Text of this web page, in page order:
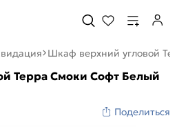
Шкаф верхний угловой
Терра Смоки Софт Белый
Поделиться